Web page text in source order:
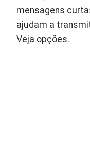
mensagens
ajudam a
Veja opções.